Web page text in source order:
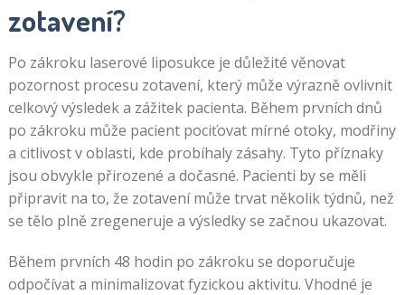
zotavení?
Po zákroku laserové liposukce je důležité věnovat
pozornost procesu zotavení, který může výrazně ovlivnit
celkový výsledek a zážitek pacienta. Během prvních dnů
po zákroku může pacient pociťovat mírné otoky, modřiny
a citlivost v oblasti, kde probíhaly zásahy. Tyto příznaky
jsou obvykle přirozené a dočasné. Pacienti by se měli
připravit na to, že zotavení může trvat několik týdnů, než
se tělo plně zregeneruje a výsledky se začnou ukazovat.
Během prvních 48 hodin po zákroku se doporučuje
odpočívat a minimalizovat fyzickou aktivitu. Vhodné je